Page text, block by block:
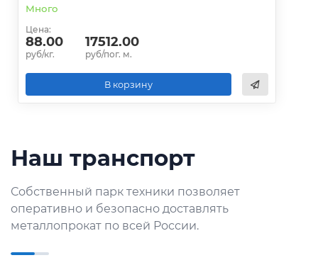
Много
Цена:
88.00
руб/кг.
17512.00
руб/пог. м.
В корзину
Наш транспорт
Собственный парк техники позволяет
оперативно и безопасно доставлять
металлопрокат по всей России.